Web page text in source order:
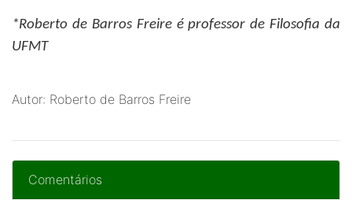
*Roberto de Barros Freire é professor de Filosofia da
UFMT
Autor: Roberto de Barros Freire
Comentários